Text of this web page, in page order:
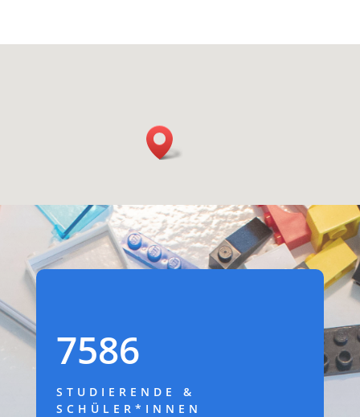
7586
STUDIERENDE &
SCHÜLER*INNEN